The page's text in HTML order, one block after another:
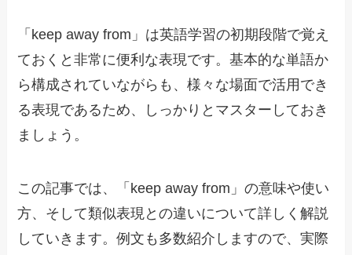
「keep away from」は英語学習の初期段階で覚え
ておくと非常に便利な表現です。基本的な単語か
ら構成されていながらも、様々な場面で活用でき
る表現であるため、しっかりとマスターしておき
ましょう。
この記事では、「keep away from」の意味や使い
方、そして類似表現との違いについて詳しく解説
していきます。例文も多数紹介しますので、実際